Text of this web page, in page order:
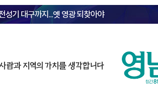
성기 대구까지...옛 영광 되찾아야
람과 지역의 가치를 생각합니다